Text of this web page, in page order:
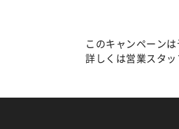
このキャンペーン
詳しくは営業スタッ